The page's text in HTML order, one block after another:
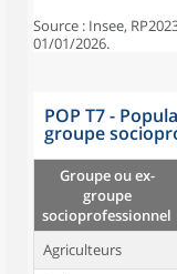
Source : Insee,
01/01/2026.
POP T7 -
groupe
Groupe ou ex-
groupe
socioprofessionnel
Agriculteurs